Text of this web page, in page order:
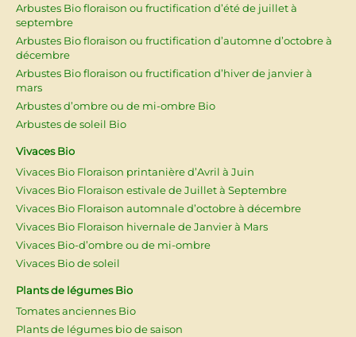
Arbustes Bio floraison ou fructification d’été de juillet à
septembre
Arbustes Bio floraison ou fructification d’automne d’octobre à
décembre
Arbustes Bio floraison ou fructification d’hiver de janvier à
mars
Arbustes d’ombre ou de mi-ombre Bio
Arbustes de soleil Bio
Vivaces Bio
Vivaces Bio Floraison printanière d’Avril à Juin
Vivaces Bio Floraison estivale de Juillet à Septembre
Vivaces Bio Floraison automnale d’octobre à décembre
Vivaces Bio Floraison hivernale de Janvier à Mars
Vivaces Bio-d’ombre ou de mi-ombre
Vivaces Bio de soleil
Plants de légumes Bio
Tomates anciennes Bio
Plants de légumes bio de saison